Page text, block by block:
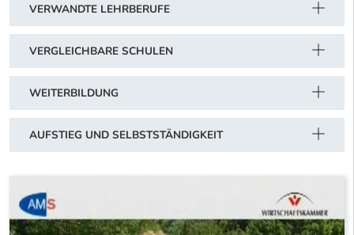
VERWANDTE LEHRBERUFE
VERGLEICHBARE SCHULEN
WEITERBILDUNG
AUFSTIEG UND SELBSTSTÄNDIGKEIT